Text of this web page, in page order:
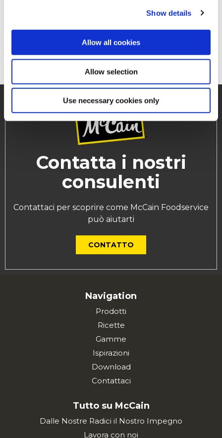
Show details
Allow all cookies
Allow selection
Use necessary cookies only
Dai vita al tuo menù e trasforma il
buon cibo in momenti memorabili
SCOPRI DI PIÙ
Contatta i nostri
consulenti
Contattaci per scoprire come McCain Foodservice
può aiutarti
CONTATTO
Navigation
Prodotti
Ricette
Gamme
Ispirazioni
Download
Contattaci
Tutto su McCain
Dalle Nostre Radici il Nostro Impegno
Lavora con noi